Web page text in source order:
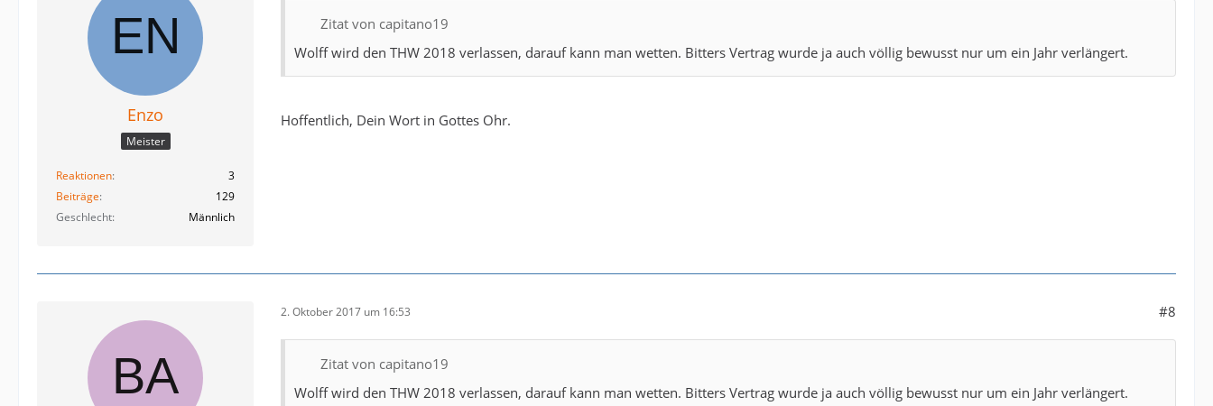
Enzo
Meister
Reaktionen
3
Beiträge
129
Geschlecht
Männlich
Zitat von capitano19
Wolff wird den THW 2018 verlassen, darauf kann man wetten. Bitters Vertrag wurde ja auch völlig bewusst nur um ein Jahr verlängert.
Hoffentlich, Dein Wort in Gottes Ohr.
2. Oktober 2017 um 16:53 #8
Zitat von capitano19
Wolff wird den THW 2018 verlassen, darauf kann man wetten. Bitters Vertrag wurde ja auch völlig bewusst nur um ein Jahr verlängert.